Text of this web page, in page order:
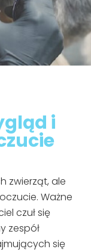
i
zwierząt, ale
Ważne
czuł się
zespół
się